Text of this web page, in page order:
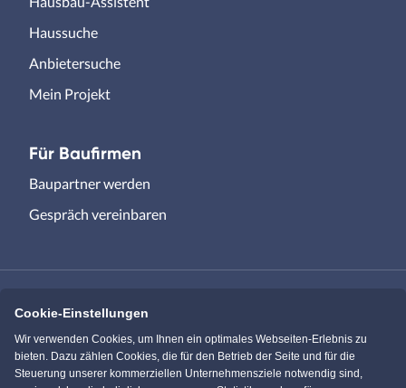
Haussuche
Anbietersuche
Mein Projekt
Für Baufirmen
Baupartner werden
Gespräch vereinbaren
Immowelt.de Bauen.de
Massivhaus.de Bungalow.de
Cookie-Einstellungen
Wir verwenden Cookies, um Ihnen ein optimales Webseiten-Erlebnis zu
bieten. Dazu zählen Cookies, die für den Betrieb der Seite und für die
Steuerung unserer kommerziellen Unternehmensziele notwendig sind,